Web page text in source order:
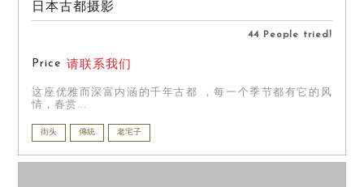
日本古都摄影
44 People tried!
Price 请联系我们
这座优雅而深富内涵的千年古都 ，每一个季节都有它的风
情，春赏...
街头 傳統 老宅子